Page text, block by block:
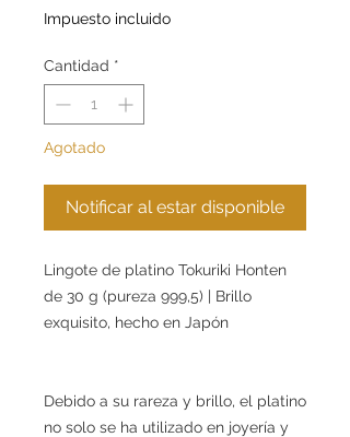
Impuesto incluido
Cantidad *
Agotado
Notificar al estar disponible
Lingote de platino Tokuriki Honten
de 30 g (pureza 999,5) | Brillo
exquisito, hecho en Japón
Debido a su rareza y brillo, el platino
no solo se ha utilizado en joyería y